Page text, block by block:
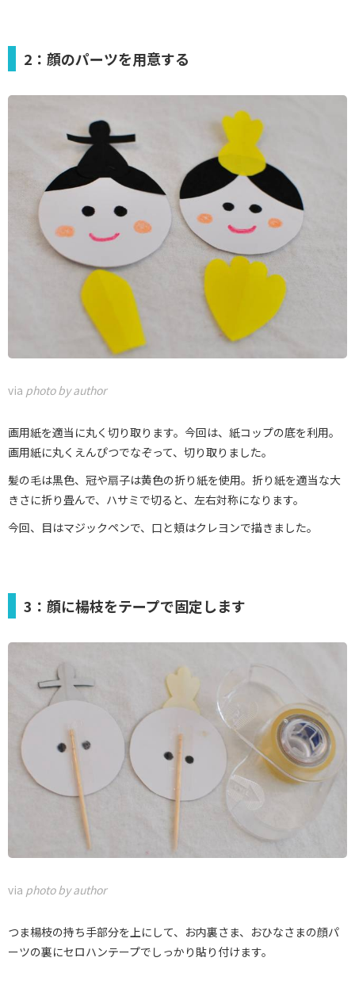
2：顔のパーツを用意する
via photo by author
画用紙を適当に丸く切り取ります。今回は、紙コップの底を利用。
画用紙に丸くえんぴつでなぞって、切り取りました。
髪の毛は黒色、冠や扇子は黄色の折り紙を使用。折り紙を適当な大
きさに折り畳んで、ハサミで切ると、左右対称になります。
今回、目はマジックペンで、口と頬はクレヨンで描きました。
3：顔に楊枝をテープで固定します
via photo by author
つま楊枝の持ち手部分を上にして、お内裏さま、おひなさまの顔パ
ーツの裏にセロハンテープでしっかり貼り付けます。